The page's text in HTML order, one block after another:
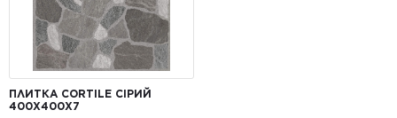
ПЛИТКА CORTILE СІРИЙ
400X400X7